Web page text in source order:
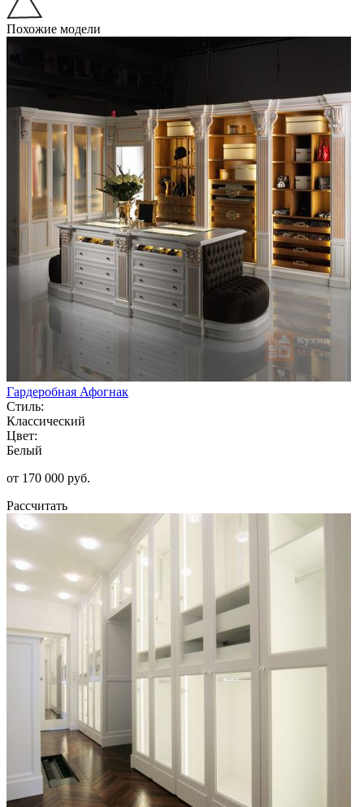
Похожие модели
Гардеробная Афогнак
Стиль:
Классический
Цвет:
Белый
от 170 000 руб.
Рассчитать